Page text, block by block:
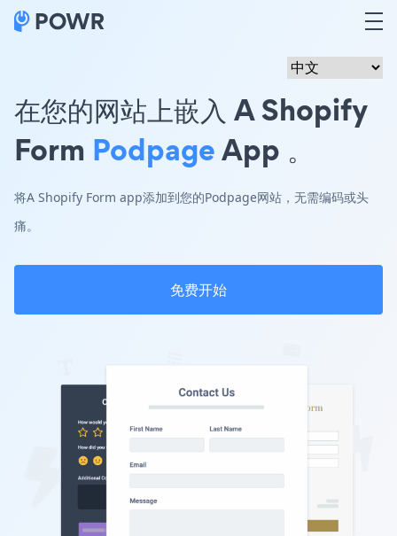
在您的网站上嵌入 A Shopify
Form PodpageApp 。
将A Shopify Form app添加到您的Podpage网站，无需编码或头
痛。
免费开始